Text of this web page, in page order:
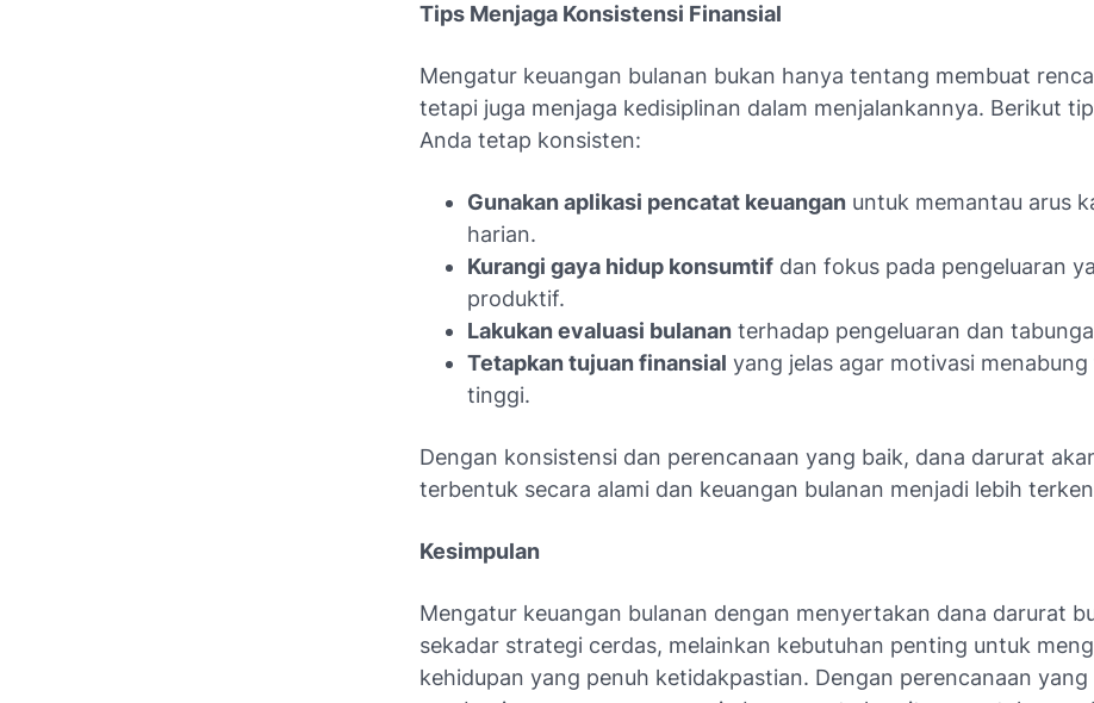
Tips Menjaga Konsistensi Finansial
Mengatur keuangan bulanan bukan hanya tentang membuat
tetapi juga menjaga kedisiplinan dalam menjalankannya. Berikut
Anda tetap konsisten:
Gunakan aplikasi pencatat keuangan untuk memantau arus
harian.
Kurangi gaya hidup konsumtif dan fokus pada pengeluaran
produktif.
Lakukan evaluasi bulanan terhadap pengeluaran dan
Tetapkan tujuan finansial yang jelas agar motivasi
tinggi.
Dengan konsistensi dan perencanaan yang baik, dana darurat
terbentuk secara alami dan keuangan bulanan menjadi lebih
Kesimpulan
Mengatur keuangan bulanan dengan menyertakan dana darurat
sekadar strategi cerdas, melainkan kebutuhan penting untuk
kehidupan yang penuh ketidakpastian. Dengan perencanaan yang